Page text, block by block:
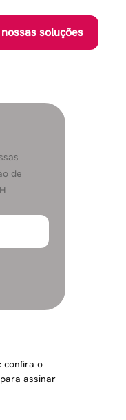
soluções
de
confira o
assinar